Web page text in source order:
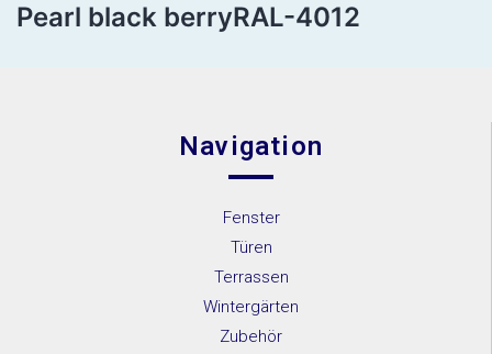
Pearl black berryRAL-4012
Navigation
Fenster
Türen
Terrassen
Wintergärten
Zubehör